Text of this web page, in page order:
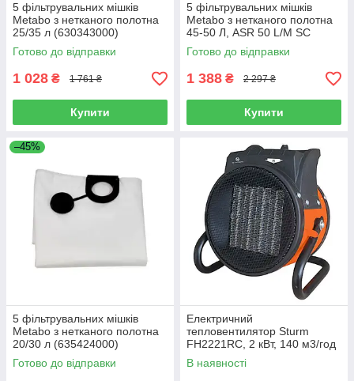
5 фільтрувальних мішків
Metabo з нетканого полотна
25/35 л (630343000)
Готово до відправки
1 028 ₴ 1 761 ₴
Купити
5 фільтрувальних мішків
Metabo з нетканого полотна
45-50 Л, ASR 50 L/M SC
(630359000)
Готово до відправки
1 388 ₴ 2 297 ₴
Купити
–45%
5 фільтрувальних мішків
Metabo з нетканого полотна
20/30 л (635424000)
Готово до відправки
Електричний
тепловентилятор Sturm
FH2221RC, 2 кВт, 140 м3/год
В наявності